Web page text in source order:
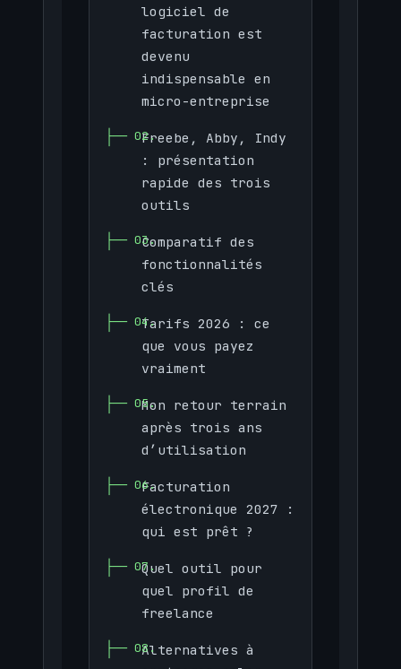
logiciel de
facturation est
devenu
indispensable en
micro-entreprise
Freebe, Abby, Indy
: présentation
rapide des trois
outils
Comparatif des
fonctionnalités
clés
Tarifs 2026 : ce
que vous payez
vraiment
Mon retour terrain
après trois ans
d’utilisation
Facturation
électronique 2027 :
qui est prêt ?
Quel outil pour
quel profil de
freelance
Alternatives à